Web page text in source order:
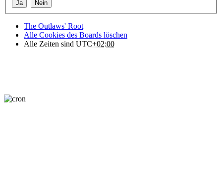
The Outlaws' Root
Alle Cookies des Boards löschen
Alle Zeiten sind UTC+02:00